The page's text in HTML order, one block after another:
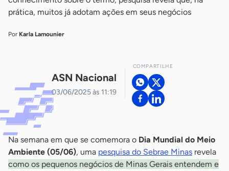
prática, muitos já adotam ações em seus negócios
Por Karla Lamounier
ASN Nacional
03/06/2025 às 11:19
COMPARTILHE
Na semana em que se comemora o Dia Mundial do Meio
Ambiente (05/06), uma pesquisa do Sebrae Minas revela
como os pequenos negócios de Minas Gerais entendem e